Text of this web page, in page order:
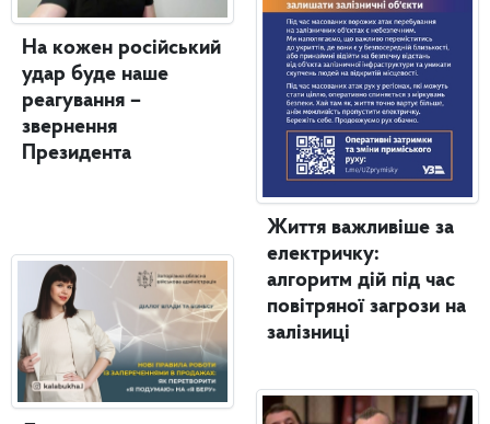
На кожен російський
удар буде наше
реагування –
звернення
Президента
Життя важливіше за
електричку:
алгоритм дій під час
повітряної загрози на
залізниці